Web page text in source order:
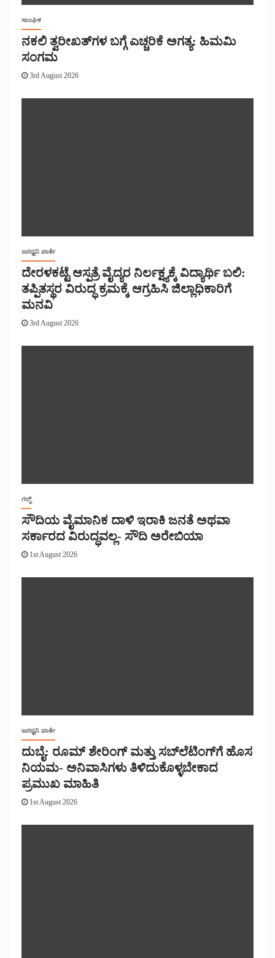
ಸಾಂಘಿಕ
ನಕಲಿ ತ್ವರೀಖತ್‌ಗಳ ಬಗ್ಗೆ ಎಚ್ಚರಿಕೆ ಅಗತ್ಯ: ಹಿಮಮಿ
ಸಂಗಮ
3rd August 2026
ಜನಧ್ವನಿ ವಾರ್ತೆ
ದೇರಳಕಟ್ಟೆ ಆಸ್ಪತ್ರೆ ವೈದ್ಯರ ನಿರ್ಲಕ್ಷ್ಯಕ್ಕೆ ವಿದ್ಯಾರ್ಥಿ ಬಲಿ:
ತಪ್ಪಿತಸ್ಥರ ವಿರುದ್ಧ ಕ್ರಮಕ್ಕೆ ಆಗ್ರಹಿಸಿ ಜಿಲ್ಲಾಧಿಕಾರಿಗೆ
ಮನವಿ
3rd August 2026
ಗಲ್ಫ್
ಸೌದಿಯ ವೈಮಾನಿಕ ದಾಳಿ ಇರಾಕಿ ಜನತೆ ಅಥವಾ
ಸರ್ಕಾರದ ವಿರುದ್ಧವಲ್ಲ- ಸೌದಿ ಅರೇಬಿಯಾ
1st August 2026
ಜನಧ್ವನಿ ವಾರ್ತೆ
ದುಬೈ: ರೂಮ್ ಶೇರಿಂಗ್ ಮತ್ತು ಸಬ್‌ಲೆಟಿಂಗ್‌ಗೆ ಹೊಸ
ನಿಯಮ- ಅನಿವಾಸಿಗಳು ತಿಳಿದುಕೊಳ್ಳಬೇಕಾದ
ಪ್ರಮುಖ ಮಾಹಿತಿ
1st August 2026